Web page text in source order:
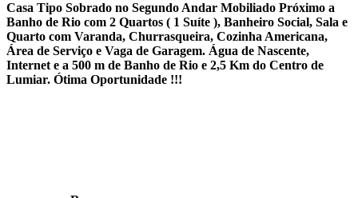
Casa Tipo Sobrado no Segundo Andar Mobiliado Próximo a
Banho de Rio com 2 Quartos ( 1 Suíte ), Banheiro Social, Sala e
Quarto com Varanda, Churrasqueira, Cozinha Americana,
Área de Serviço e Vaga de Garagem. Água de Nascente,
Internet e a 500 m de Banho de Rio e 2,5 Km do Centro de
Lumiar. Ótima Oportunidade !!!